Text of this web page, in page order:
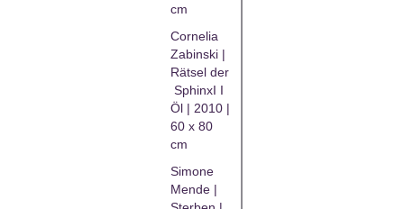
cm
Cornelia
Zabinski |
Rätsel der
SphinxI I
Öl | 2010 |
60 x 80
cm
Simone
Mende |